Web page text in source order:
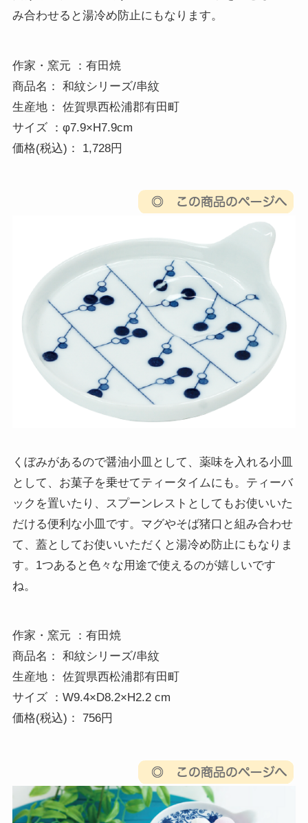
み合わせると湯冷め防止にもなります。
作家・窯元 ：有田焼
商品名： 和紋シリーズ/串紋
生産地： 佐賀県西松浦郡有田町
サイズ ：φ7.9×H7.9cm
価格(税込)： 1,728円
くぼみがあるので醤油小皿として、薬味を入れる小皿
として、お菓子を乗せてティータイムにも。ティーバ
ックを置いたり、スプーンレストとしてもお使いいた
だける便利な小皿です。マグやそば猪口と組み合わせ
て、蓋としてお使いいただくと湯冷め防止にもなりま
す。1つあると色々な用途で使えるのが嬉しいです
ね。
作家・窯元 ：有田焼
商品名： 和紋シリーズ/串紋
生産地： 佐賀県西松浦郡有田町
サイズ ：W9.4×D8.2×H2.2 cm
価格(税込)： 756円